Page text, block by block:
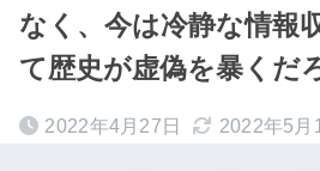
なく、今は冷静な情報
て歴史が虚偽を暴くだ
2022年4月27日 2022年5月